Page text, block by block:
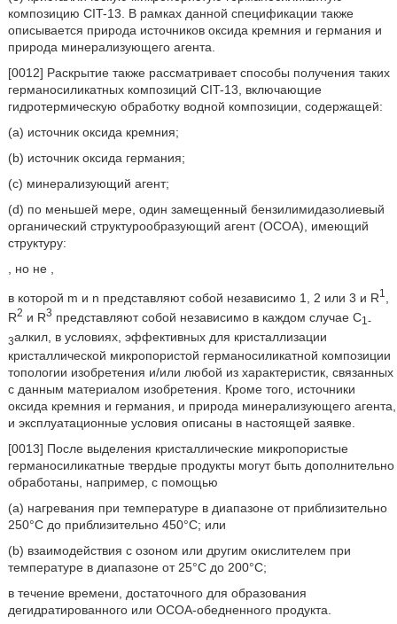
композицию CIT-13. В рамках данной спецификации также
описывается природа источников оксида кремния и германия и
природа минерализующего агента.
[0012] Раскрытие также рассматривает способы получения таких
германосиликатных композиций CIT-13, включающие
гидротермическую обработку водной композиции, содержащей:
(a) источник оксида кремния;
(b) источник оксида германия;
(c) минерализующий агент;
(d) по меньшей мере, один замещенный бензилимидазолиевый
органический структурообразующий агент (ОСОА), имеющий
структуру:
, но не
в которой m и n представляют собой независимо 1, 2 или 3 и R1
R2 и R3 представляют собой независимо в каждом случае C1-
3алкил, в условиях, эффективных для кристаллизации
кристаллической микропористой германосиликатной композиции
топологии изобретения и/или любой из характеристик, связанных
с данным материалом изобретения. Кроме того, источники
оксида кремния и германия, и природа минерализующего агента,
и эксплуатационные условия описаны в настоящей заявке.
[0013] После выделения кристаллические микропористые
германосиликатные твердые продукты могут быть дополнительно
обработаны, например, с помощью
(а) нагревания при температуре в диапазоне от приблизительно
250°С до приблизительно 450°С; или
(b) взаимодействия с озоном или другим окислителем при
температуре в диапазоне от 25°С до 200°С;
в течение времени, достаточного для образования
дегидратированного или ОСОА-обедненного продукта.